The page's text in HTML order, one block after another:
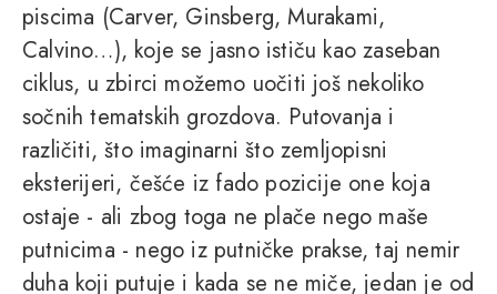
piscima (Carver, Ginsberg, Murakami,
Calvino…), koje se jasno ističu kao zaseban
ciklus, u zbirci možemo uočiti još nekoliko
sočnih tematskih grozdova. Putovanja i
različiti, što imaginarni što zemljopisni
eksterijeri, češće iz fado pozicije one koja
ostaje - ali zbog toga ne plače nego maše
putnicima - nego iz putničke prakse, taj nemir
duha koji putuje i kada se ne miče, jedan je od